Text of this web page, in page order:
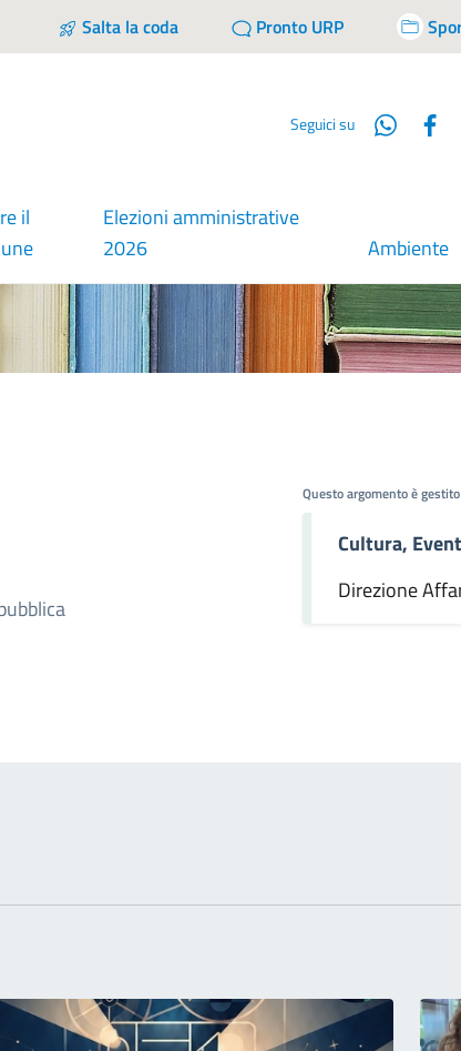
Salta la coda Pronto URP
Seguici su
il
Elezioni amministrative
2026
Ambiente
Questo argomento è
Cultura,
Direzione